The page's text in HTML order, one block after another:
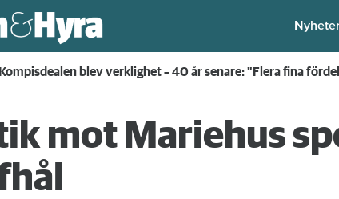
Kompisdealen blev verklighet – 40 år senare: "Flera fina
mot Mariehus